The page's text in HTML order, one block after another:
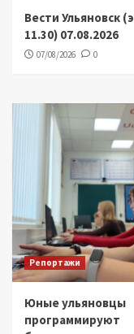
Вести Ульяновск
11.30) 07.08.2026
07/08/2026 0
Репортажи
Юные ульяновцы
программируют